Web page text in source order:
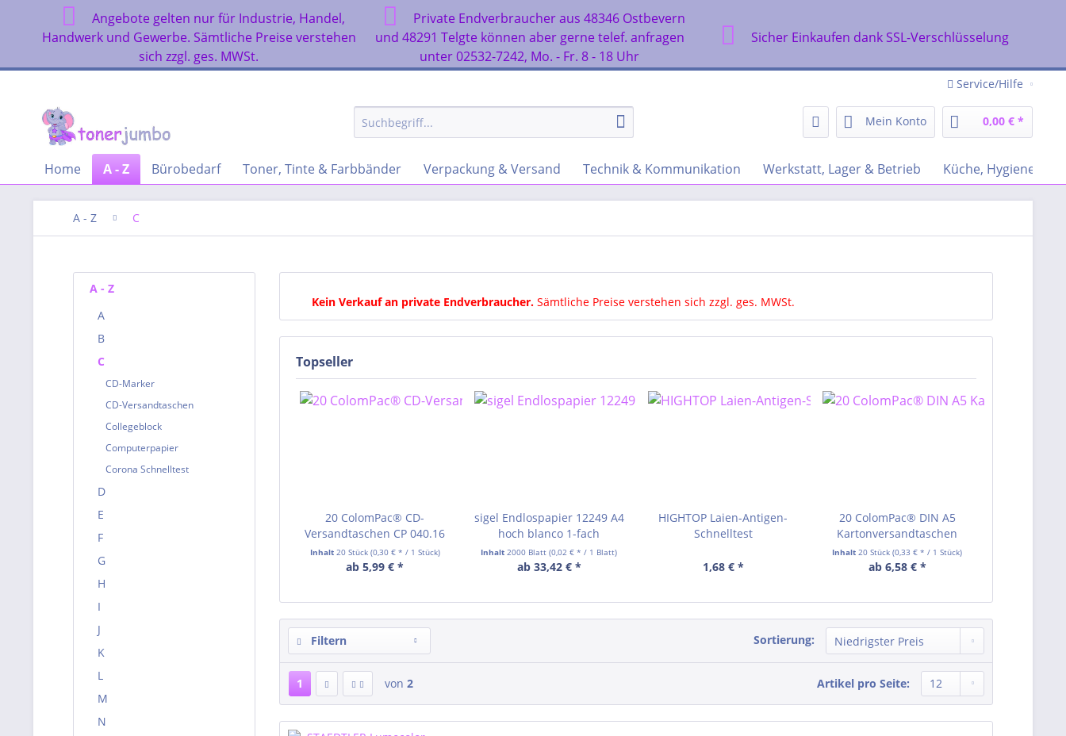
Angebote gelten nur für Industrie, Handel,
Handwerk und Gewerbe. Sämtliche Preise verstehen
sich zzgl. ges. MWSt.
Private Endverbraucher aus 48346 Ostbevern
und 48291 Telgte können aber gerne telef. anfragen
unter 02532-7242, Mo. - Fr. 8 - 18 Uhr
Sicher Einkaufen dank SSL-Verschlüsselung
Service/Hilfe
Mein Konto 0,00 € *
Home A - Z Bürobedarf Toner, Tinte & Farbbänder Verpackung & Versand Technik & Kommunikation Werkstatt, Lager & Betrieb Küche, Hygiene &
A - Z C
A - Z
A
B
C
CD-Marker
CD-Versandtaschen
Collegeblock
Computerpapier
Corona Schnelltest
D
E
F
G
H
I
J
K
L
M
N
Kein Verkauf an private Endverbraucher. Sämtliche Preise verstehen sich zzgl. ges. MWSt.
Topseller
20 ColomPac® CD-
Versandtaschen CP 040.16
Inhalt 20 Stück (0,30 € * / 1 Stück)
ab 5,99 € *
sigel Endlospapier 12249 A4
hoch blanco 1-fach
Inhalt2000 Blatt(0,02 € * / 1 Blatt)
ab 33,42 € *
HIGHTOP Laien-Antigen-
Schnelltest
1,68 € *
20 ColomPac® DIN A5
Kartonversandtaschen
braun
Inhalt20 Stück(0,33 € * / 1 Stück)
ab 6,58 € *
Filtern Sortierung:
1 von 2 Artikel pro Seite: